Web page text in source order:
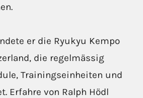
er die Ryukyu Kempo
die regelmässig
Trainingseinheiten und
Erfahre von Ralph Hödl